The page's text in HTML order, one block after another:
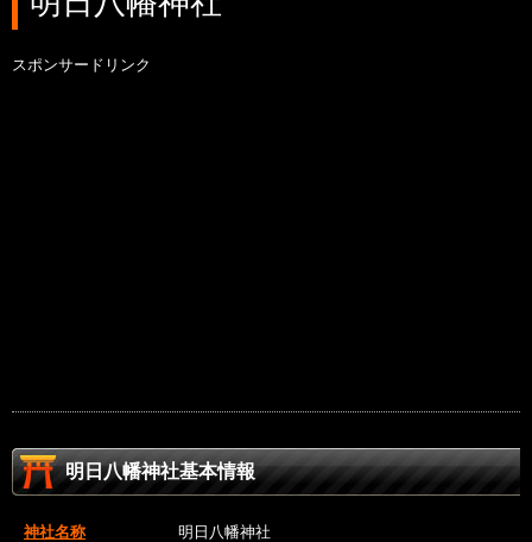
スポンサードリンク
明日八幡神社基本情報
神社名称 明日八幡神社